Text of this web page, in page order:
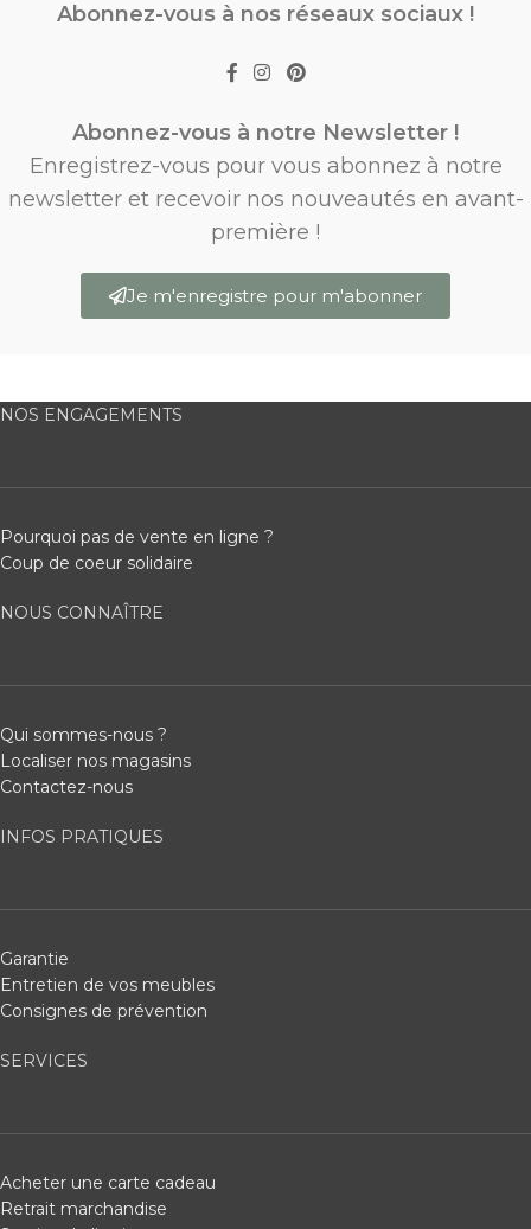
Abonnez-vous à nos réseaux sociaux !
Abonnez-vous à notre Newsletter !
Enregistrez-vous pour vous abonnez à notre
newsletter et recevoir nos nouveautés en avant-
première !
Je m'enregistre pour m'abonner
NOS ENGAGEMENTS
Pourquoi pas de vente en ligne ?
Coup de coeur solidaire
NOUS CONNAÎTRE
Qui sommes-nous ?
Localiser nos magasins
Contactez-nous
INFOS PRATIQUES
Garantie
Entretien de vos meubles
Consignes de prévention
SERVICES
Acheter une carte cadeau
Retrait marchandise